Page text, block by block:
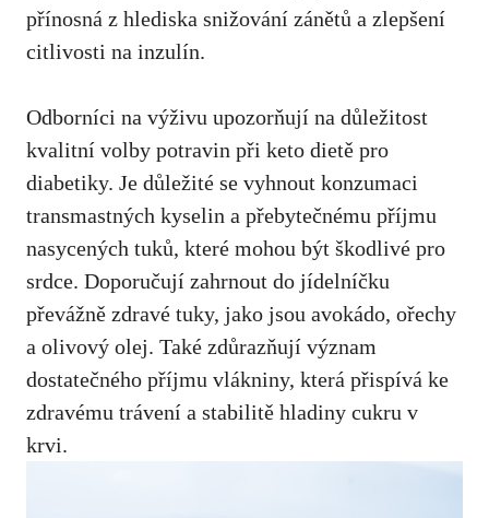
přínosná z hlediska snižování zánětů a ⁤zlepšení
citlivosti na⁤ inzulín.
Odborníci⁤ na výživu upozorňují ⁤na důležitost
kvalitní⁤ volby potravin při keto dietě pro
diabetiky. Je důležité se vyhnout konzumaci
transmastných kyselin a přebytečnému příjmu
nasycených tuků, které mohou být škodlivé pro
srdce. Doporučují zahrnout do ⁣jídelníčku
⁣převážně zdravé tuky, jako jsou avokádo, ořechy
a olivový olej. Také zdůrazňují význam
dostatečného příjmu vlákniny, která přispívá ke
zdravému trávení a stabilitě hladiny cukru v
krvi.